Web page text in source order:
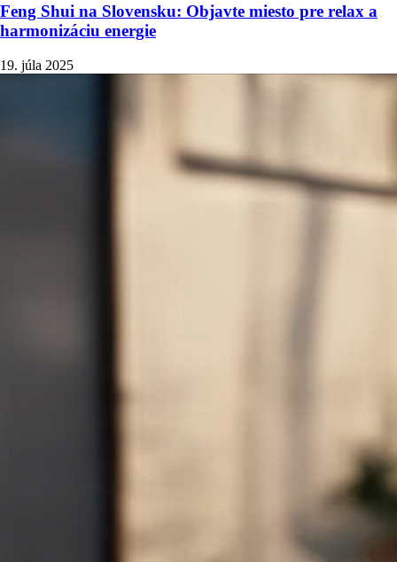
Feng Shui na Slovensku: Objavte miesto pre relax a
harmonizáciu energie
19. júla 2025